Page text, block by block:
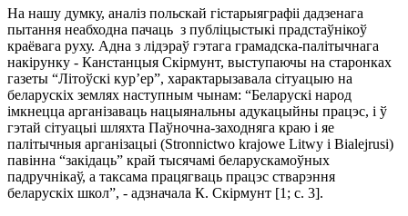
На нашу думку, аналіз польскай гістарыяграфіі дадзенага
пытання неабходна пачаць з публіцыстыкі прадстаўнікоў
краёвага руху. Адна з лідэраў гэтага грамадска-палітычнага
накірунку - Канстанцыя Скірмунт, выступаючы на старонках
газеты “Літоўскі кур’ер”, характарызавала сітуацыю на
беларускіх землях наступным чынам: “Беларускі народ
імкнецца арганізаваць нацыянальны адукацыйны працэс, і ў
гэтай сітуацыі шляхта Паўночна-заходняга краю і яе
палітычныя арганізацыі (Stronnictwo krajowe Litwy i Bialejrusi)
павінна “закідаць” край тысячамі беларускамоўных
падручнікаў, а таксама працягваць працэс стварэння
беларускіх школ”, - адзначала К. Скірмунт [1; с. 3].